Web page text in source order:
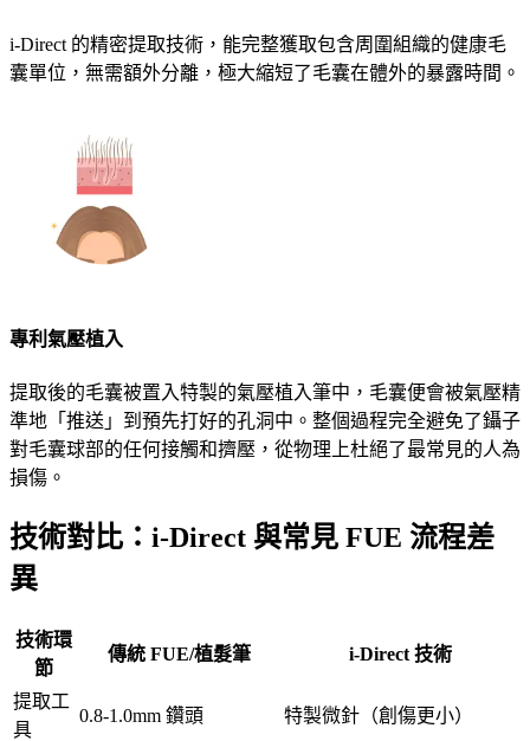
i-Direct 的精密提取技術，能完整獲取包含周圍組織的健康毛
囊單位，無需額外分離，極大縮短了毛囊在體外的暴露時間。
專利氣壓植入
提取後的毛囊被置入特製的氣壓植入筆中，毛囊便會被氣壓精
準地「推送」到預先打好的孔洞中。整個過程完全避免了鑷子
對毛囊球部的任何接觸和擠壓，從物理上杜絕了最常見的人為
損傷。
技術對比：i-Direct 與常見 FUE 流程差
異
技術環
節
傳統 FUE/植髮筆 i-Direct 技術
提取工
具
0.8-1.0mm 鑽頭 特製微針（創傷更小）